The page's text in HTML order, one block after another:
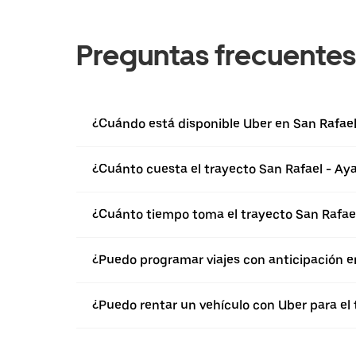
Preguntas frecuentes
¿Cuándo está disponible Uber en San
¿Cuánto cuesta el trayecto San Rafael -
¿Cuánto tiempo toma el trayecto San
¿Puedo programar viajes con anticipación
¿Puedo rentar un vehículo con Uber para